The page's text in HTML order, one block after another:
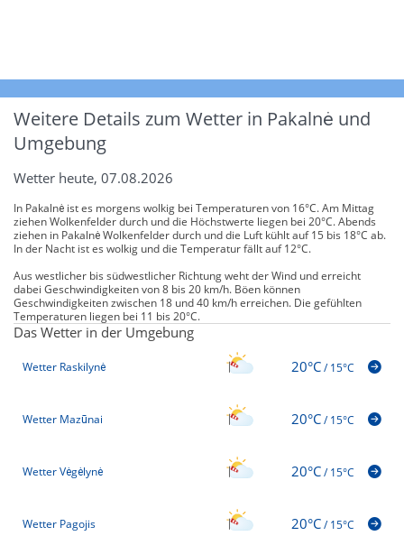
Weitere Details zum Wetter in Pakalnė und
Umgebung
Wetter heute, 07.08.2026
In Pakalnė ist es morgens wolkig bei Temperaturen von 16°C. Am Mittag
ziehen Wolkenfelder durch und die Höchstwerte liegen bei 20°C. Abends
ziehen in Pakalnė Wolkenfelder durch und die Luft kühlt auf 15 bis 18°C ab.
In der Nacht ist es wolkig und die Temperatur fällt auf 12°C.
Aus westlicher bis südwestlicher Richtung weht der Wind und erreicht
dabei Geschwindigkeiten von 8 bis 20 km/h. Böen können
Geschwindigkeiten zwischen 18 und 40 km/h erreichen. Die gefühlten
Temperaturen liegen bei 11 bis 20°C.
Das Wetter in der Umgebung
Wetter Raskilynė 20°C/15°C
Wetter Mazūnai 20°C/15°C
Wetter Vėgėlynė 20°C/15°C
Wetter Pagojis 20°C/15°C